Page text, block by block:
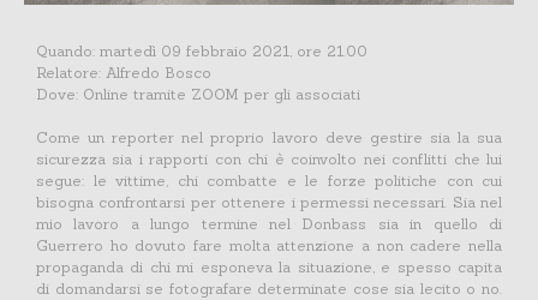
Quando: martedì 09 febbraio 2021, ore 21.00
Relatore: Alfredo Bosco
Dove: Online tramite ZOOM per gli associati
Come un reporter nel proprio lavoro deve gestire sia la sua
sicurezza sia i rapporti con chi è coinvolto nei conflitti che lui
segue: le vittime, chi combatte e le forze politiche con cui
bisogna confrontarsi per ottenere i permessi necessari. Sia nel
mio lavoro a lungo termine nel Donbass sia in quello di
Guerrero ho dovuto fare molta attenzione a non cadere nella
propaganda di chi mi esponeva la situazione, e spesso capita
di domandarsi se fotografare determinate cose sia lecito o no.